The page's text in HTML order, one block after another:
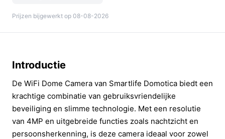
Prijzen bijgewerkt op 08-08-2026
Introductie
De WiFi Dome Camera van Smartlife Domotica biedt een
krachtige combinatie van gebruiksvriendelijke
beveiliging en slimme technologie. Met een resolutie
van 4MP en uitgebreide functies zoals nachtzicht en
persoonsherkenning, is deze camera ideaal voor zowel